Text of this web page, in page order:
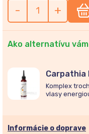
- +
Ako alternatívu
Carpathia
aktivátor
150ml
Komplex
vlasy
Informácie o doprave